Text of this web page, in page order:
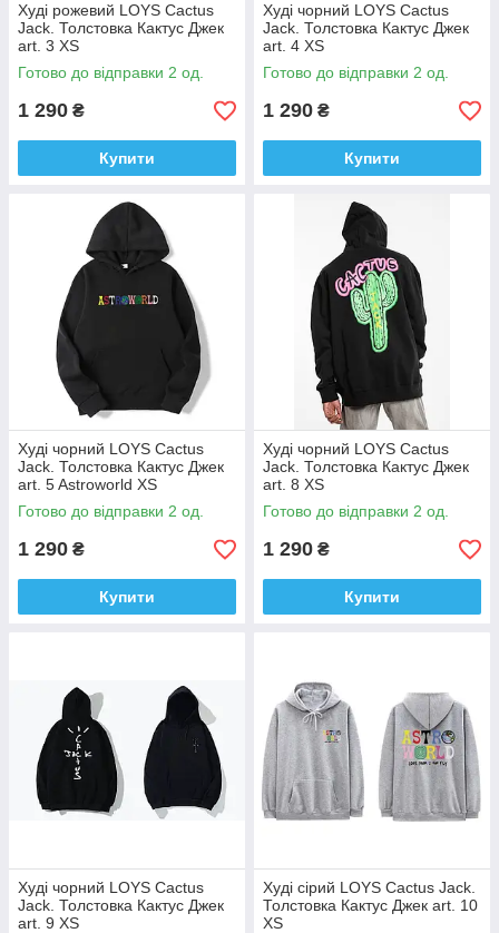
Худі рожевий LOYS Cactus
Jack. Толстовка Кактус Джек
art. 3 XS
Готово до відправки 2 од.
1 290 ₴
Купити
Худі чорний LOYS Cactus
Jack. Толстовка Кактус Джек
art. 4 XS
Готово до відправки 2 од.
1 290 ₴
Купити
Худі чорний LOYS Cactus
Jack. Толстовка Кактус Джек
art. 5 Astroworld XS
Готово до відправки 2 од.
1 290 ₴
Купити
Худі чорний LOYS Cactus
Jack. Толстовка Кактус Джек
art. 8 XS
Готово до відправки 2 од.
1 290 ₴
Купити
Худі чорний LOYS Cactus
Jack. Толстовка Кактус Джек
art. 9 XS
Худі сірий LOYS Cactus Jack.
Толстовка Кактус Джек art. 10
XS